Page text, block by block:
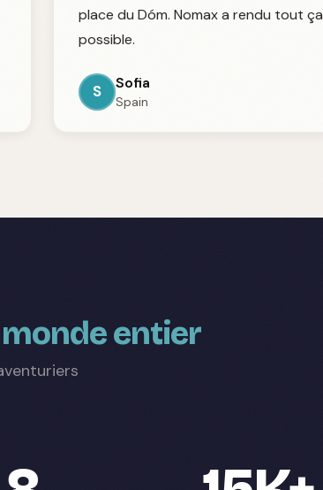
place du Dóm. Nomax a rendu tout ça
possible.
S Sofia
Spain
entier